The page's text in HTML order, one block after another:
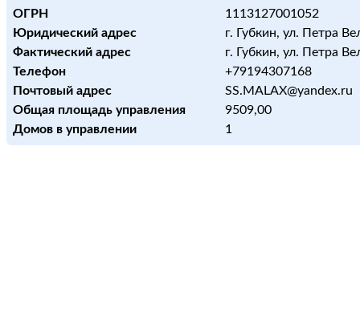
ОГРН
1113127001052
Юридический адрес
г. Губкин, ул. Петра
Фактический адрес
г. Губкин, ул. Петра
Телефон
+79194307168
Почтовый адрес
SS.MALAX@yandex.ru
Общая площадь управления
9509,00
Домов в управлении
1